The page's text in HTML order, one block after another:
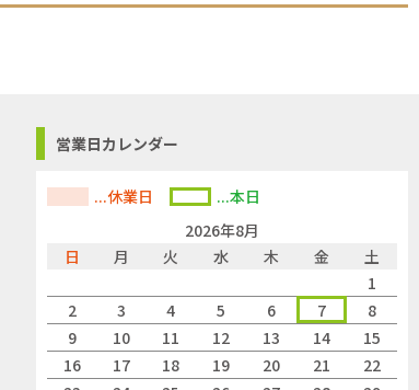
営業日カレンダー
...休業日
...本日
2026年8月
日
月 火 水 木 金
土
1
2
3 4 5 6 7
8
9
10 11 12 13 14
15
16
17 18 19 20 21
22